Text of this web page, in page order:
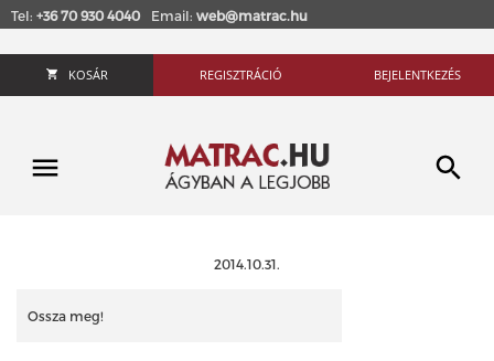
Tel: +36 70 930 4040 Email: web@matrac.hu
KOSÁR REGISZTRÁCIÓ BEJELENTKEZÉS
2014.10.31.
Ossza meg!